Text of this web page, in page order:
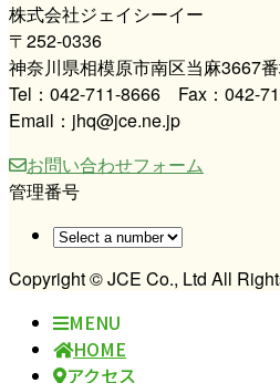
株式会社ジェイシーイー
〒252-0336
神奈川県相模原市南区当麻3667
Tel：042-711-8666 Fax：042-
Email：jhq@jce.ne.jp
お問い合わせフォーム
管理番号
Copyright © JCE Co., Ltd All
MENU
HOME
アクセス